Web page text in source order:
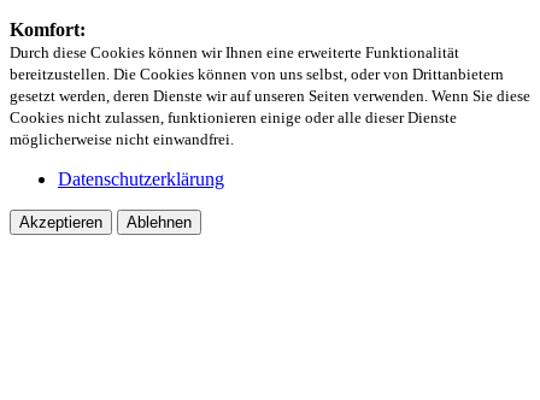
Komfort:
Durch diese Cookies können wir Ihnen eine erweiterte Funktionalität
bereitzustellen. Die Cookies können von uns selbst, oder von Drittanbietern
gesetzt werden, deren Dienste wir auf unseren Seiten verwenden. Wenn Sie diese
Cookies nicht zulassen, funktionieren einige oder alle dieser Dienste
möglicherweise nicht einwandfrei.
Datenschutzerklärung
Akzeptieren Ablehnen